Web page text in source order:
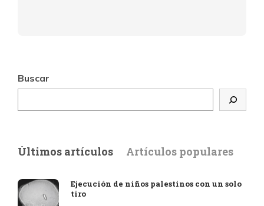
Buscar
Últimos artículos Artículos populares
Ejecución de niños palestinos con un solo
tiro